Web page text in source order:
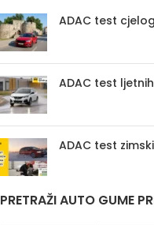
ADAC test
ADAC test
ADAC test
PRETRAŽI AUTO GUME